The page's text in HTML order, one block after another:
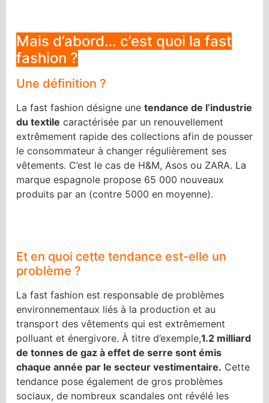
Mais d’abord… c’est quoi la fast
fashion ?
Une définition ?
La fast fashion désigne une tendance de l’industrie
du textile caractérisée par un renouvellement
extrêmement rapide des collections afin de pousser
le consommateur à changer régulièrement ses
vêtements. C’est le cas de H&M, Asos ou ZARA. La
marque espagnole propose 65 000 nouveaux
produits par an (contre 5000 en moyenne).
Et en quoi cette tendance est-elle un
problème ?
La fast fashion est responsable de problèmes
environnementaux liés à la production et au
transport des vêtements qui est extrêmement
polluant et énergivore. À titre d’exemple,1.2 milliard
de tonnes de gaz à effet de serre sont émis
chaque année par le secteur vestimentaire. Cette
tendance pose également de gros problèmes
sociaux, de nombreux scandales ont révélé les